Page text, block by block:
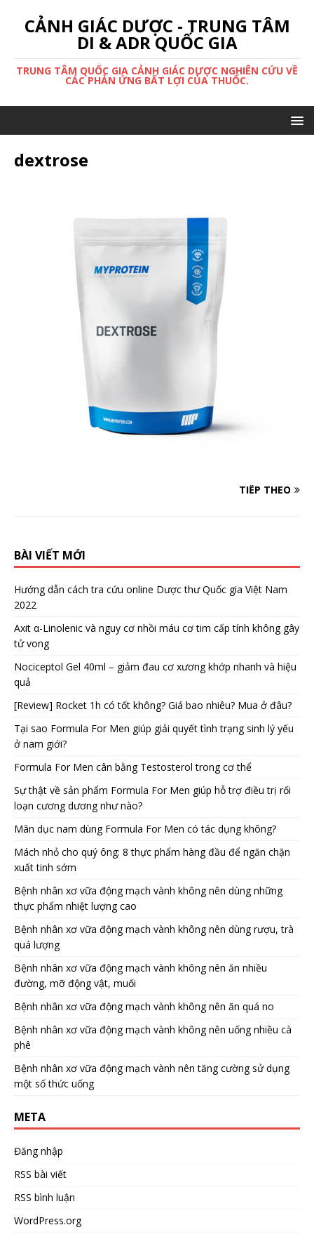
CẢNH GIÁC DƯỢC - TRUNG TÂM
DI & ADR QUỐC GIA
TRUNG TÂM QUỐC GIA CẢNH GIÁC DƯỢC NGHIÊN CỨU VỀ
CÁC PHẢN ỨNG BẤT LỢI CỦA THUỐC.
dextrose
TIẾP THEO
BÀI VIẾT MỚI
Hướng dẫn cách tra cứu online Dược thư Quốc gia Việt Nam
2022
Axit α-Linolenic và nguy cơ nhồi máu cơ tim cấp tính không gây
tử vong
Nociceptol Gel 40ml – giảm đau cơ xương khớp nhanh và hiệu
quả
[Review] Rocket 1h có tốt không? Giá bao nhiêu? Mua ở đâu?
Tại sao Formula For Men giúp giải quyết tình trạng sinh lý yếu
ở nam giới?
Formula For Men cân bằng Testosterol trong cơ thể
Sự thật về sản phẩm Formula For Men giúp hỗ trợ điều trị rối
loạn cương dương như nào?
Mãn dục nam dùng Formula For Men có tác dụng không?
Mách nhỏ cho quý ông: 8 thực phẩm hàng đầu để ngăn chặn
xuất tinh sớm
Bệnh nhân xơ vữa động mạch vành không nên dùng những
thực phẩm nhiệt lượng cao
Bệnh nhân xơ vữa động mạch vành không nên dùng rượu, trà
quá lượng
Bệnh nhân xơ vữa động mạch vành không nên ăn nhiều
đường, mỡ động vật, muối
Bệnh nhân xơ vữa động mạch vành không nên ăn quá no
Bệnh nhân xơ vữa động mạch vành không nên uống nhiều cà
phê
Bệnh nhân xơ vữa động mạch vành nên tăng cường sử dụng
một số thức uống
META
Đăng nhập
RSS bài viết
RSS bình luận
WordPress.org